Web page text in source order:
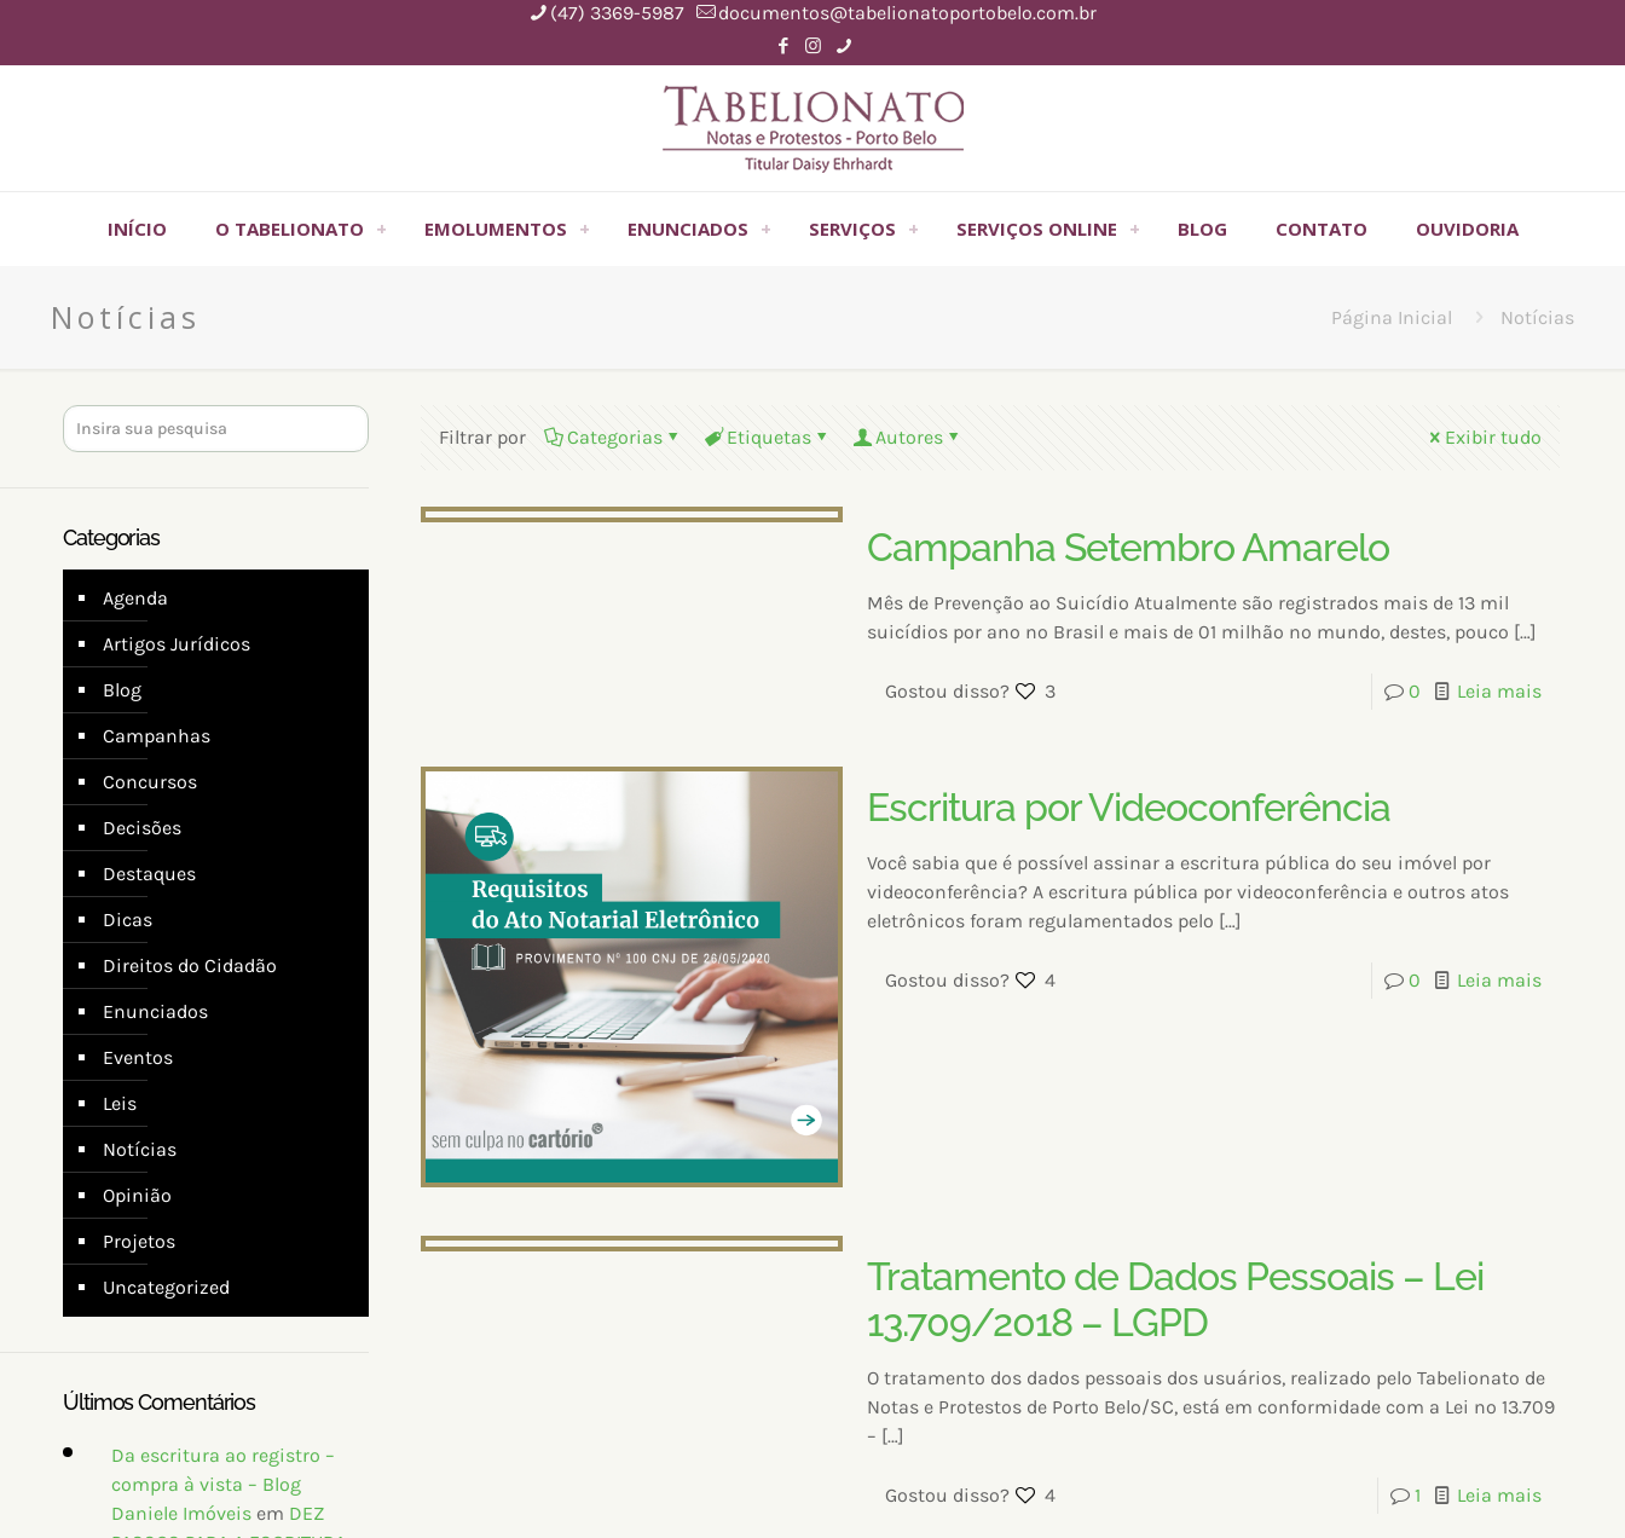
(47) 3369-5987 documentos@tabelionatoportobelo.com.br
INÍCIO O TABELIONATO EMOLUMENTOS ENUNCIADOS SERVIÇOS SERVIÇOS ONLINE BLOG CONTATO OUVIDORIA
Notícias Página Inicial Notícias
Filtrar por Categorias Etiquetas Autores Exibir tudo
Campanha Setembro Amarelo
Mês de Prevenção ao Suicídio Atualmente são registrados mais de 13 mil
suicídios por ano no Brasil e mais de 01 milhão no mundo, destes, pouco […]
Gostou disso? 3 0 Leia mais
Escritura por Videoconferência
Você sabia que é possível assinar a escritura pública do seu imóvel por
videoconferência? A escritura pública por videoconferência e outros atos
eletrônicos foram regulamentados pelo […]
Gostou disso? 4 0 Leia mais
Tratamento de Dados Pessoais – Lei
13.709/2018 – LGPD
O tratamento dos dados pessoais dos usuários, realizado pelo Tabelionato de
Notas e Protestos de Porto Belo/SC, está em conformidade com a Lei nº 13.709
– […]
Gostou disso? 4 1 Leia mais
Categorias
Agenda
Artigos Jurídicos
Blog
Campanhas
Concursos
Decisões
Destaques
Dicas
Direitos do Cidadão
Enunciados
Eventos
Leis
Notícias
Opinião
Projetos
Uncategorized
Últimos Comentários
Da escritura ao registro –
compra à vista – Blog
Daniele Imóveis em DEZ